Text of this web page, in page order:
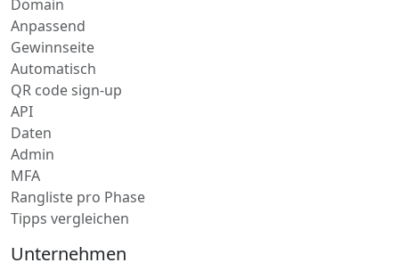
Domain
Anpassend
Gewinnseite
Automatisch
QR code sign-up
API
Daten
Admin
MFA
Rangliste pro Phase
Tipps vergleichen
Unternehmen